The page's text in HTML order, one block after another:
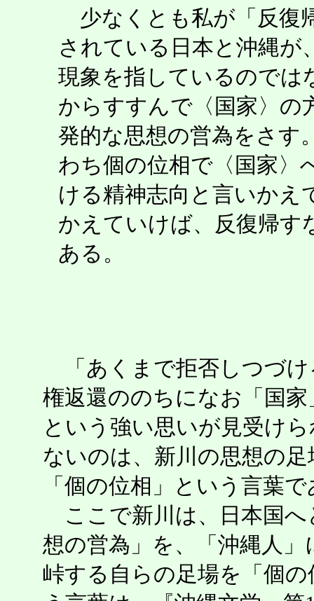
少なくとも私が「反復
されている日本と沖縄が
現象を指しているのでは
からすすんで〈国家〉の
発的な思想の営為をさす
わち個の位相で〈国家〉
ける精神志向と言いかえ
かえていけば、反復帰す
ある。
「あくまで拒否しつづけ
権返還ののちになお「国
という強い思いが見受け
ないのは、新川の思想の
「個の位相」という言葉
ここで新川は、日本国へ
想の営為」を、「沖縄人
峠する自らの足場を「個